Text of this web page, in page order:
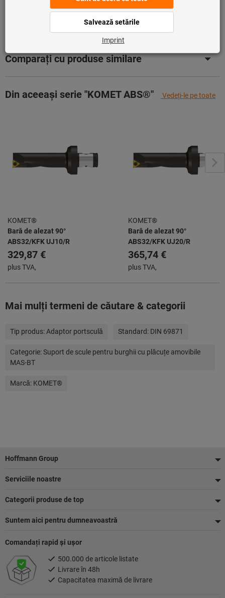
Comparați cu produse similare
Din aceeași serie "KOMET ABS®" Vedeţi-le pe toate
KOMET®
Bară de alezat 90°
ABS32/KFK UJ10/R
329,87 €
plus TVA,
KOMET®
Bară de alezat 90°
ABS32/KFK UJ20/R
365,74 €
plus TVA,
Mai mulţi termeni de căutare & categorii
Tip produs: Adaptor portsculă Standard: DIN 69871
Categorie:Suport de scule pentru burghii cu plăcuţe amovibile
MAS-BT
Marcă: KOMET®
Footer
Hoffmann Group
Serviciile noastre
Categorii produse de top
Suntem aici pentru dumneavoastră
Comandaţi rapid şi uşor
500.000 de articole listate
Livrare în 48h
Capacitatea maximă de livrare